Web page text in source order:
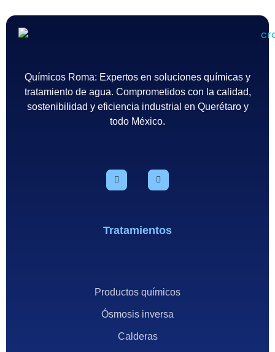
Químicos Roma: Expertos en soluciones químicas y
tratamiento de agua. Comprometidos con la calidad,
sostenibilidad y eficiencia industrial en Querétaro y
todo México.
Tratamientos
Productos químicos
Ósmosis inversa
Calderas